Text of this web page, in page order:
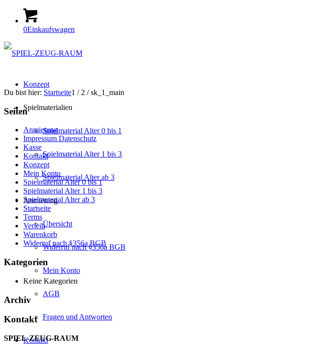
0Einkaufswagen
Konzept
Spielmaterialien
Spielmaterial Alter 0 bis 1
Spielmaterial Alter 1 bis 3
Spielmaterial Alter ab 3
Anmietung
Übersicht
Widerruf nach §356a BGB
Mein Konto
AGB
Fragen und Antworten
Kontakt
Du bist hier: Startseite1 / 2 / sk_1_main
Seiten
Anmietung
Impressum Datenschutz
Kasse
Kontakt
Konzept
Mein Konto
Spielmaterial Alter 0 bis 1
Spielmaterial Alter 1 bis 3
Spielmaterial Alter ab 3
Startseite
Terms
Verleih
Warenkorb
Widerruf nach §356a BGB
Kategorien
Keine Kategorien
Archiv
Kontakt
SPIEL-ZEUG-RAUM